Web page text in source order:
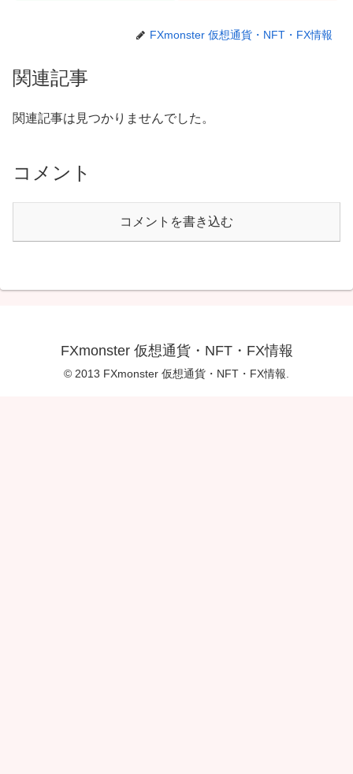
FXmonster 仮想通貨・NFT・FX情報
関連記事
関連記事は見つかりませんでした。
コメント
コメントを書き込む
FXmonster 仮想通貨・NFT・FX情報
© 2013 FXmonster 仮想通貨・NFT・FX情報.